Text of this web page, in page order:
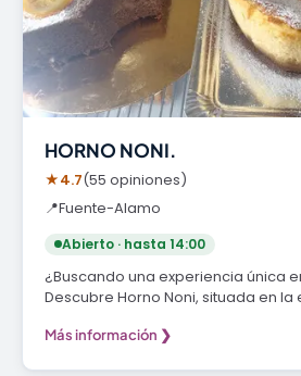
HORNO NONI.
★4.7(55 opiniones)
📍Fuente-Alamo
Abierto · hasta 14:00
¿Buscando una experiencia única
Descubre Horno Noni, situada en
Más información ❯